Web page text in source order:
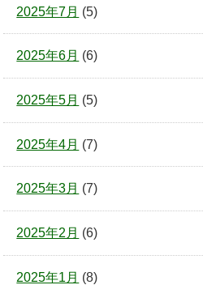
2025年7月 (5)
2025年6月 (6)
2025年5月 (5)
2025年4月 (7)
2025年3月 (7)
2025年2月 (6)
2025年1月 (8)